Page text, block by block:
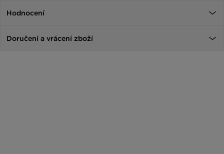
Hodnocení
Doručení a vrácení zboží